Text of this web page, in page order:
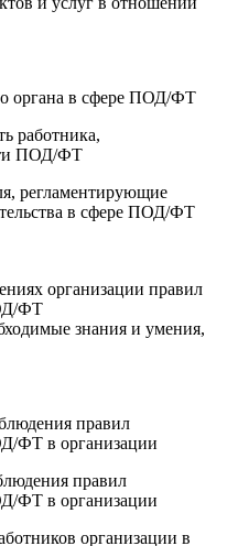
органа в сфере ПОД/ФТ
работника,
ПОД/ФТ
регламентирующие
в сфере ПОД/ФТ
организации правил
ФТ
знания и умения,
правил
ФТ в организации
правил
ФТ в организации
организации в